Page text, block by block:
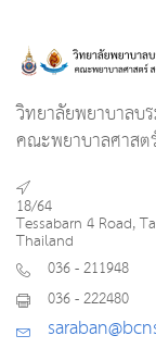
วิทยาลัยพยาบาลบ
คณะพยาบาลศาสต
18/64
Tessabarn 4 Road,
Thailand
036 - 211948
036 - 222480